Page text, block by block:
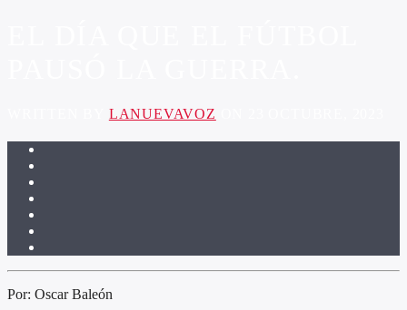
LANUEVAVOZ
Por: Oscar Baleón